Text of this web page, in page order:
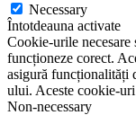
Necessary
Întotdeauna activate
Cookie-urile necesare
funcționeze corect.
asigură funcționalități
ului. Aceste cookie-
Non-necessary